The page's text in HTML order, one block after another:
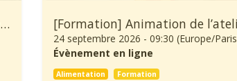
[Formation] Prise en main du service climatique Climadiag Agriculture et Forêt
24 septembre 2026 - 09:30 (Europe/Paris
Évènement en ligne
Alimentation Formation